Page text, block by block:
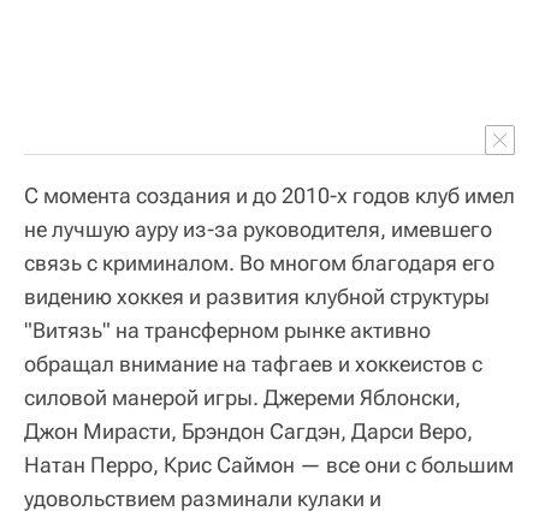
С момента создания и до 2010-х годов клуб имел
не лучшую ауру из-за руководителя, имевшего
связь с криминалом. Во многом благодаря его
видению хоккея и развития клубной структуры
"Витязь" на трансферном рынке активно
обращал внимание на тафгаев и хоккеистов с
силовой манерой игры. Джереми Яблонски,
Джон Мирасти, Брэндон Сагдэн, Дарси Веро,
Натан Перро, Крис Саймон — все они с большим
удовольствием разминали кулаки и